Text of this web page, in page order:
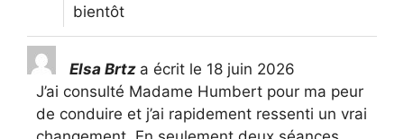
bientôt
Elsa Brtz a écrit le 18 juin 2026
J’ai consulté Madame Humbert pour ma peur
de conduire et j’ai rapidement ressenti un vrai